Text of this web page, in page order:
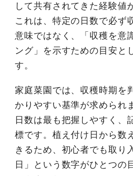
して共有されてきた経験値
これは、特定の日数で必ず
意味ではなく、「収穫を意
ング」を示すための目安と
す。
家庭菜園では、収穫時期を
かりやすい基準が求められ
日数は最も把握しやすく、
標です。植え付け日から数
きるため、初心者でも取り
日」という数字がひとつの